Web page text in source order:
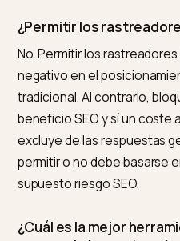
¿Qué bots de IA debo
Los bots de búsqueda:
para ChatGPT,
para Claude. Son los
responder a una
Bloquearlos equivale a
clásico.